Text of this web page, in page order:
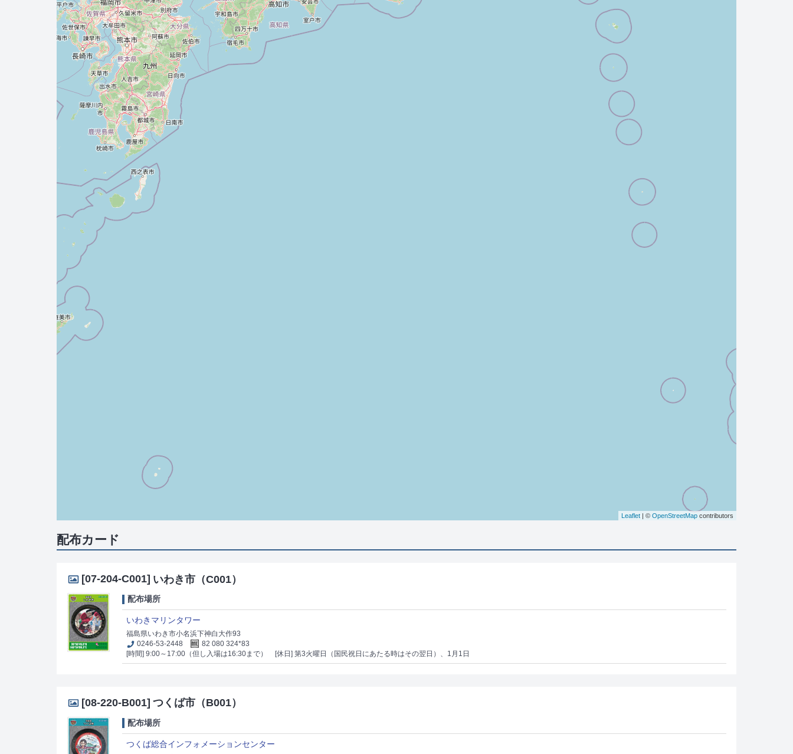
Leaflet | © OpenStreetMap contributors
配布カード
[07-204-C001] いわき市（C001）
配布場所
いわきマリンタワー
福島県いわき市小名浜下神白大作93
0246-53-2448
82 080 324*83
[時間] 9:00～17:00（但し入場は16:30まで）
[休日] 第3火曜日（国民祝日にあたる時はその翌日）、1月1日
[08-220-B001] つくば市（B001）
配布場所
つくば総合インフォメーションセンター